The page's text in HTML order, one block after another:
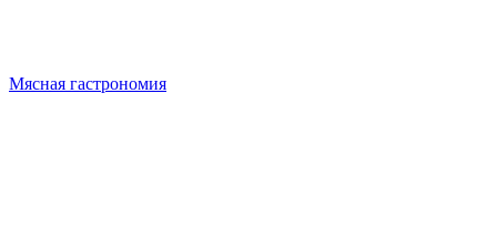
Мясная гастрономия